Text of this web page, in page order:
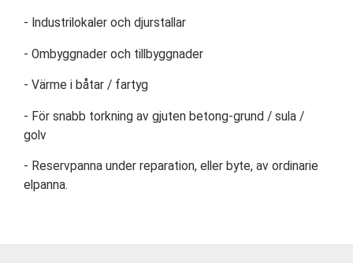
- Industrilokaler och djurstallar
- Ombyggnader och tillbyggnader
- Värme i båtar / fartyg
- För snabb torkning av gjuten betong-grund / sula /
golv
- Reservpanna under reparation, eller byte, av ordinarie
elpanna.